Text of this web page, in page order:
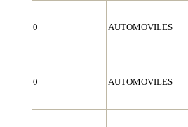
0 AUTOMOVILES
0 AUTOMOVILES